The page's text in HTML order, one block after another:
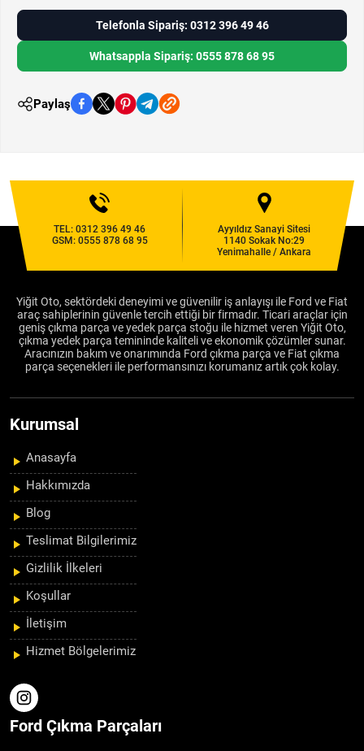
Telefonla Sipariş: 0312 396 49 46
Whatsappla Sipariş: 0555 878 68 95
Paylaş
TEL:0312 396 49 46
GSM: 0555 878 68 95
Ayyıldız Sanayi Sitesi
1140 Sokak No:29
Yenimahalle / Ankara
Yiğit Oto, sektördeki deneyimi ve güvenilir iş anlayışı ile Ford ve Fiat
araç sahiplerinin güvenle tercih ettiği bir firmadır. Ticari araçlar için
geniş çıkma parça ve yedek parça stoğu ile hizmet veren Yiğit Oto,
çıkma yedek parça temininde kaliteli ve ekonomik çözümler sunar.
Aracınızın bakım ve onarımında Ford çıkma parça ve Fiat çıkma
parça seçenekleri ile performansınızı korumanız artık çok kolay.
Kurumsal
Anasayfa
Hakkımızda
Blog
Teslimat Bilgilerimiz
Gizlilik İlkeleri
Koşullar
İletişim
Hizmet Bölgelerimiz
Ford Çıkma Parçaları